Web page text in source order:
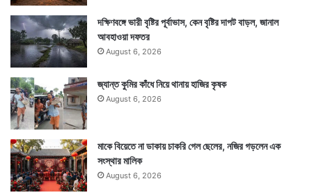
দক্ষিণবঙ্গে ভারী বৃষ্টির পূর্বাভাস, কেন বৃষ্টির দাপট বাড়ল, জানাল
আবহাওয়া দফতর
August 6, 2026
জ্যান্ত কুমির কাঁধে নিয়ে থানায় হাজির কৃষক
August 6, 2026
মাকে বিয়েতে না ডাকায় চাকরি গেল ছেলের, নজির গড়লেন এক
সংস্থার মালিক
August 6, 2026